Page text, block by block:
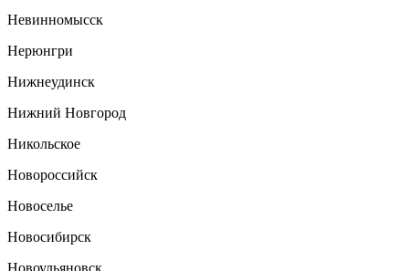
Невинномысск
Нерюнгри
Нижнеудинск
Нижний Новгород
Никольское
Новороссийск
Новоселье
Новосибирск
Новоульяновск